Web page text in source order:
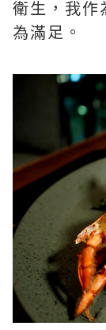
衛生，我作
為滿足。